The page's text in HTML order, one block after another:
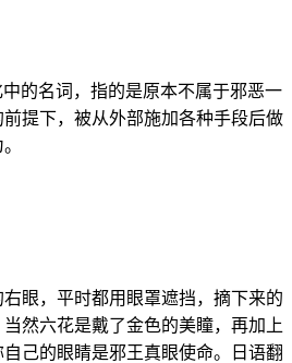
的名词，指的是原本不属于邪恶一
提下，被从外部施加各种手段后做
眼，平时都用眼罩遮挡，摘下来的
然六花是戴了金色的美瞳，再加上
己的眼睛是邪王真眼使命。日语翻